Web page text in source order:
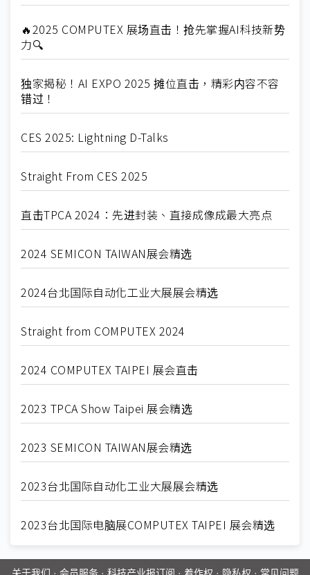
🔥2025 COMPUTEX 展场直击！抢先掌握AI科技新势
力🔍
独家揭秘！AI EXPO 2025 摊位直击，精彩内容不容
错过！
CES 2025: Lightning D-Talks
Straight From CES 2025
直击TPCA 2024：先进封装、直接成像成最大亮点
2024 SEMICON TAIWAN展会精选
2024台北国际自动化工业大展展会精选
Straight from COMPUTEX 2024
2024 COMPUTEX TAIPEI 展会直击
2023 TPCA Show Taipei 展会精选
2023 SEMICON TAIWAN展会精选
2023台北国际自动化工业大展展会精选
2023台北国际电脑展COMPUTEX TAIPEI 展会精选